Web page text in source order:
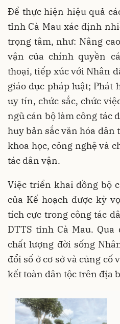
Để thực hiện hiệu quả
tỉnh Cà Mau xác định
trọng tâm, như: Nâng
vận của chính quyền
thoại, tiếp xúc với Nhân
giáo dục pháp luật; Phát
uy tín, chức sắc, chức
ngũ cán bộ làm công tác
huy bản sắc văn hóa dân
khoa học, công nghệ và
tác dân vận.
Việc triển khai đồng bộ
của Kế hoạch được kỳ
tích cực trong công tác
DTTS tỉnh Cà Mau.
chất lượng đời sống
đổi số ở cơ sở và củng cố
kết toàn dân tộc trên địa